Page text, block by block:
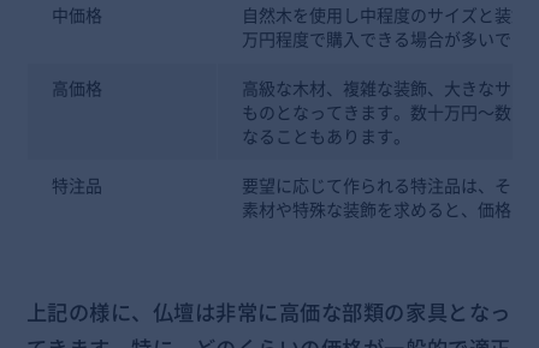
中価格
自然木を使用し中程度のサイズと装
万円程度で購入できる場合が多いです
高価格
高級な木材、複雑な装飾、大きなサ
ものとなってきます。数十万円～数
なることもあります。
特注品
要望に応じて作られる特注品は、そ
素材や特殊な装飾を求めると、価格は
上記の様に、仏壇は非常に高価な部類の家具となっ